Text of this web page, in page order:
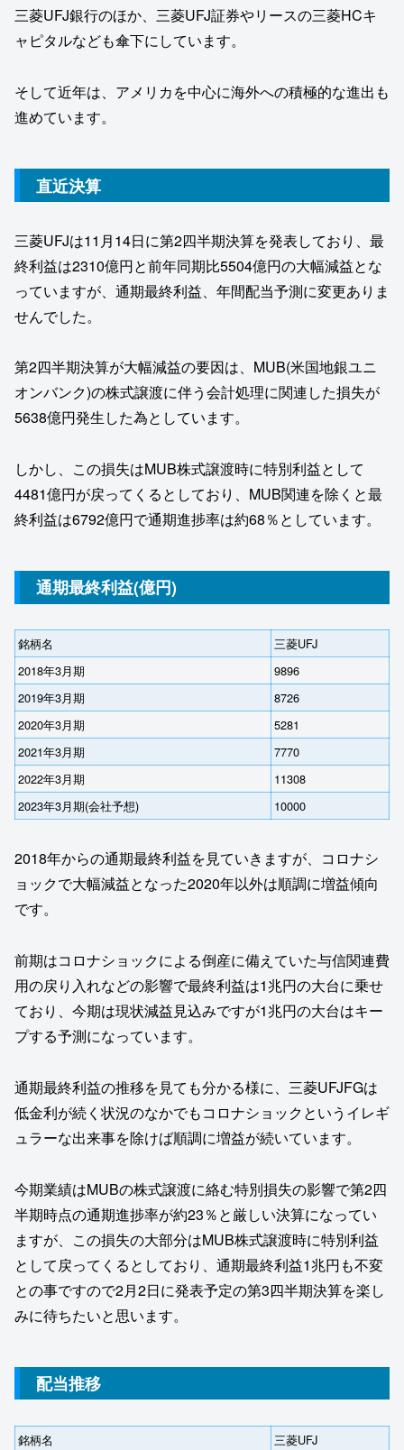
三菱UFJ銀行のほか、三菱UFJ証券やリースの三菱HCキ
ャピタルなども傘下にしています。
そして近年は、アメリカを中心に海外への積極的な進出も
進めています。
直近決算
三菱UFJは11月14日に第2四半期決算を発表しており、最
終利益は2310億円と前年同期比5504億円の大幅減益とな
っていますが、通期最終利益、年間配当予測に変更ありま
せんでした。
第2四半期決算が大幅減益の要因は、MUB(米国地銀ユニ
オンバンク)の株式譲渡に伴う会計処理に関連した損失が
5638億円発生した為としています。
しかし、この損失はMUB株式譲渡時に特別利益として
4481億円が戻ってくるとしており、MUB関連を除くと最
終利益は6792億円で通期進捗率は約68％としています。
通期最終利益(億円)
銘柄名
三菱UFJ
2018年3月期
9896
2019年3月期
8726
2020年3月期
5281
2021年3月期
7770
2022年3月期
11308
2023年3月期(会社予想)
10000
2018年からの通期最終利益を見ていきますが、コロナシ
ョックで大幅減益となった2020年以外は順調に増益傾向
です。
前期はコロナショックによる倒産に備えていた与信関連費
用の戻り入れなどの影響で最終利益は1兆円の大台に乗せ
ており、今期は現状減益見込みですが1兆円の大台はキー
プする予測になっています。
通期最終利益の推移を見ても分かる様に、三菱UFJFGは
低金利が続く状況のなかでもコロナショックというイレギ
ュラーな出来事を除けば順調に増益が続いています。
今期業績はMUBの株式譲渡に絡む特別損失の影響で第2四
半期時点の通期進捗率が約23％と厳しい決算になってい
ますが、この損失の大部分はMUB株式譲渡時に特別利益
として戻ってくるとしており、通期最終利益1兆円も不変
との事ですので2月2日に発表予定の第3四半期決算を楽し
みに待ちたいと思います。
配当推移
銘柄名
三菱UFJ